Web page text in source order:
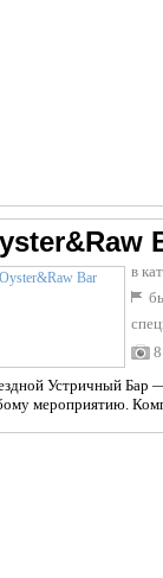
в
8
Устричный Бар
мероприятию.